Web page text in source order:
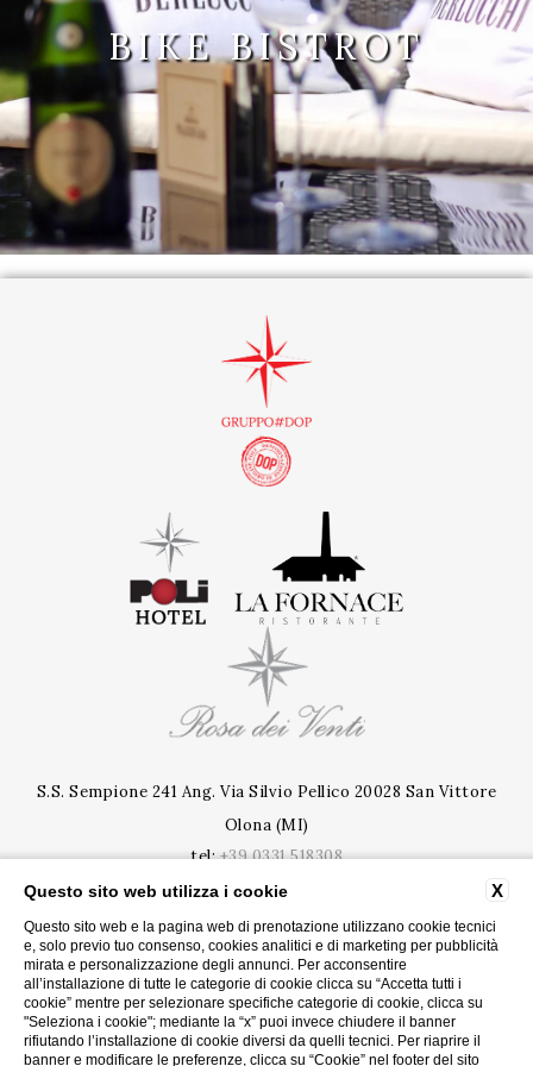
BIKE BISTROT
S.S. Sempione 241 Ang. Via Silvio Pellico 20028 San Vittore
Olona (MI)
tel:+39 0331 518308
e-mail:
info@polihotel.com
|
PRIVACY CONTATTI
COOKIE ACCESSIBILITY
X
Questo sito web utilizza i cookie
Questo sito web e la pagina web di prenotazione utilizzano cookie tecnici
e, solo previo tuo consenso, cookies analitici e di marketing per pubblicità
mirata e personalizzazione degli annunci. Per acconsentire
all’installazione di tutte le categorie di cookie clicca su “Accetta tutti i
cookie” mentre per selezionare specifiche categorie di cookie, clicca su
"Seleziona i cookie"; mediante la “x” puoi invece chiudere il banner
rifiutando l’installazione di cookie diversi da quelli tecnici. Per riaprire il
banner e modificare le preferenze, clicca su “Cookie” nel footer del sito